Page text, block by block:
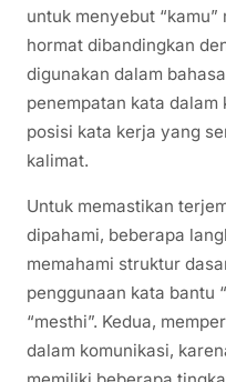
untuk menyebut
hormat dibandingkan
digunakan dalam
penempatan kata
posisi kata kerja yang
kalimat.
Untuk memastikan
dipahami, beberapa
memahami struktur
penggunaan kata bantu
“mesthi”. Kedua,
dalam komunikasi,